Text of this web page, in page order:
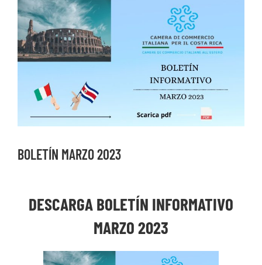
Ver
imagen
más
grande
BOLETÍN MARZO 2023
DESCARGA BOLETÍN INFORMATIVO
MARZO 2023